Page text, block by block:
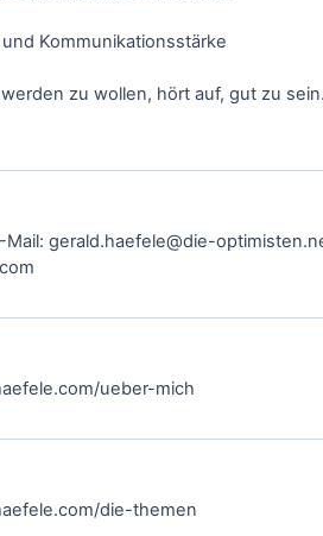
Kommunikationsstärke
zu wollen, hört auf, gut zu
Mail: gerald.haefele@die-
ueber-mich
die-themen